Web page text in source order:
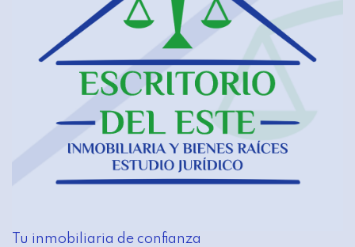
Tu inmobiliaria de confianza